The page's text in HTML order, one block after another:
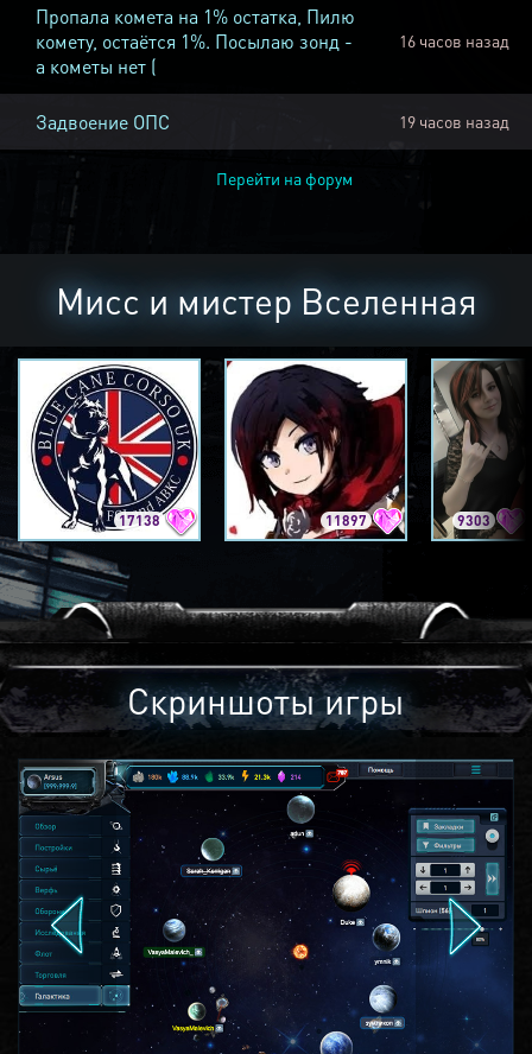
Пропала комета на 1% остатка, Пилю
комету, остаётся 1%. Посылаю зонд -
а кометы нет (
16 часов назад
Задвоение ОПС 19 часов назад
Перейти на форум
Мисс и мистер Вселенная
17138 11897 9303
Скриншоты игры